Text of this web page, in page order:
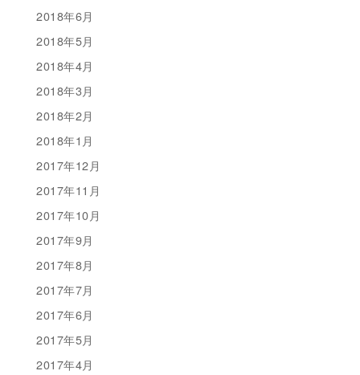
2018年6月
2018年5月
2018年4月
2018年3月
2018年2月
2018年1月
2017年12月
2017年11月
2017年10月
2017年9月
2017年8月
2017年7月
2017年6月
2017年5月
2017年4月